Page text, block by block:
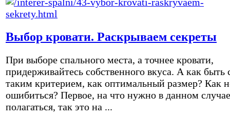
Выбор кровати. Раскрываем секреты
При выборе спального места, а точнее кровати,
придерживайтесь собственного вкуса. А как быть
таким критерием, как оптимальный размер? Как
ошибиться? Первое, на что нужно в данном случае
полагаться, так это на ...